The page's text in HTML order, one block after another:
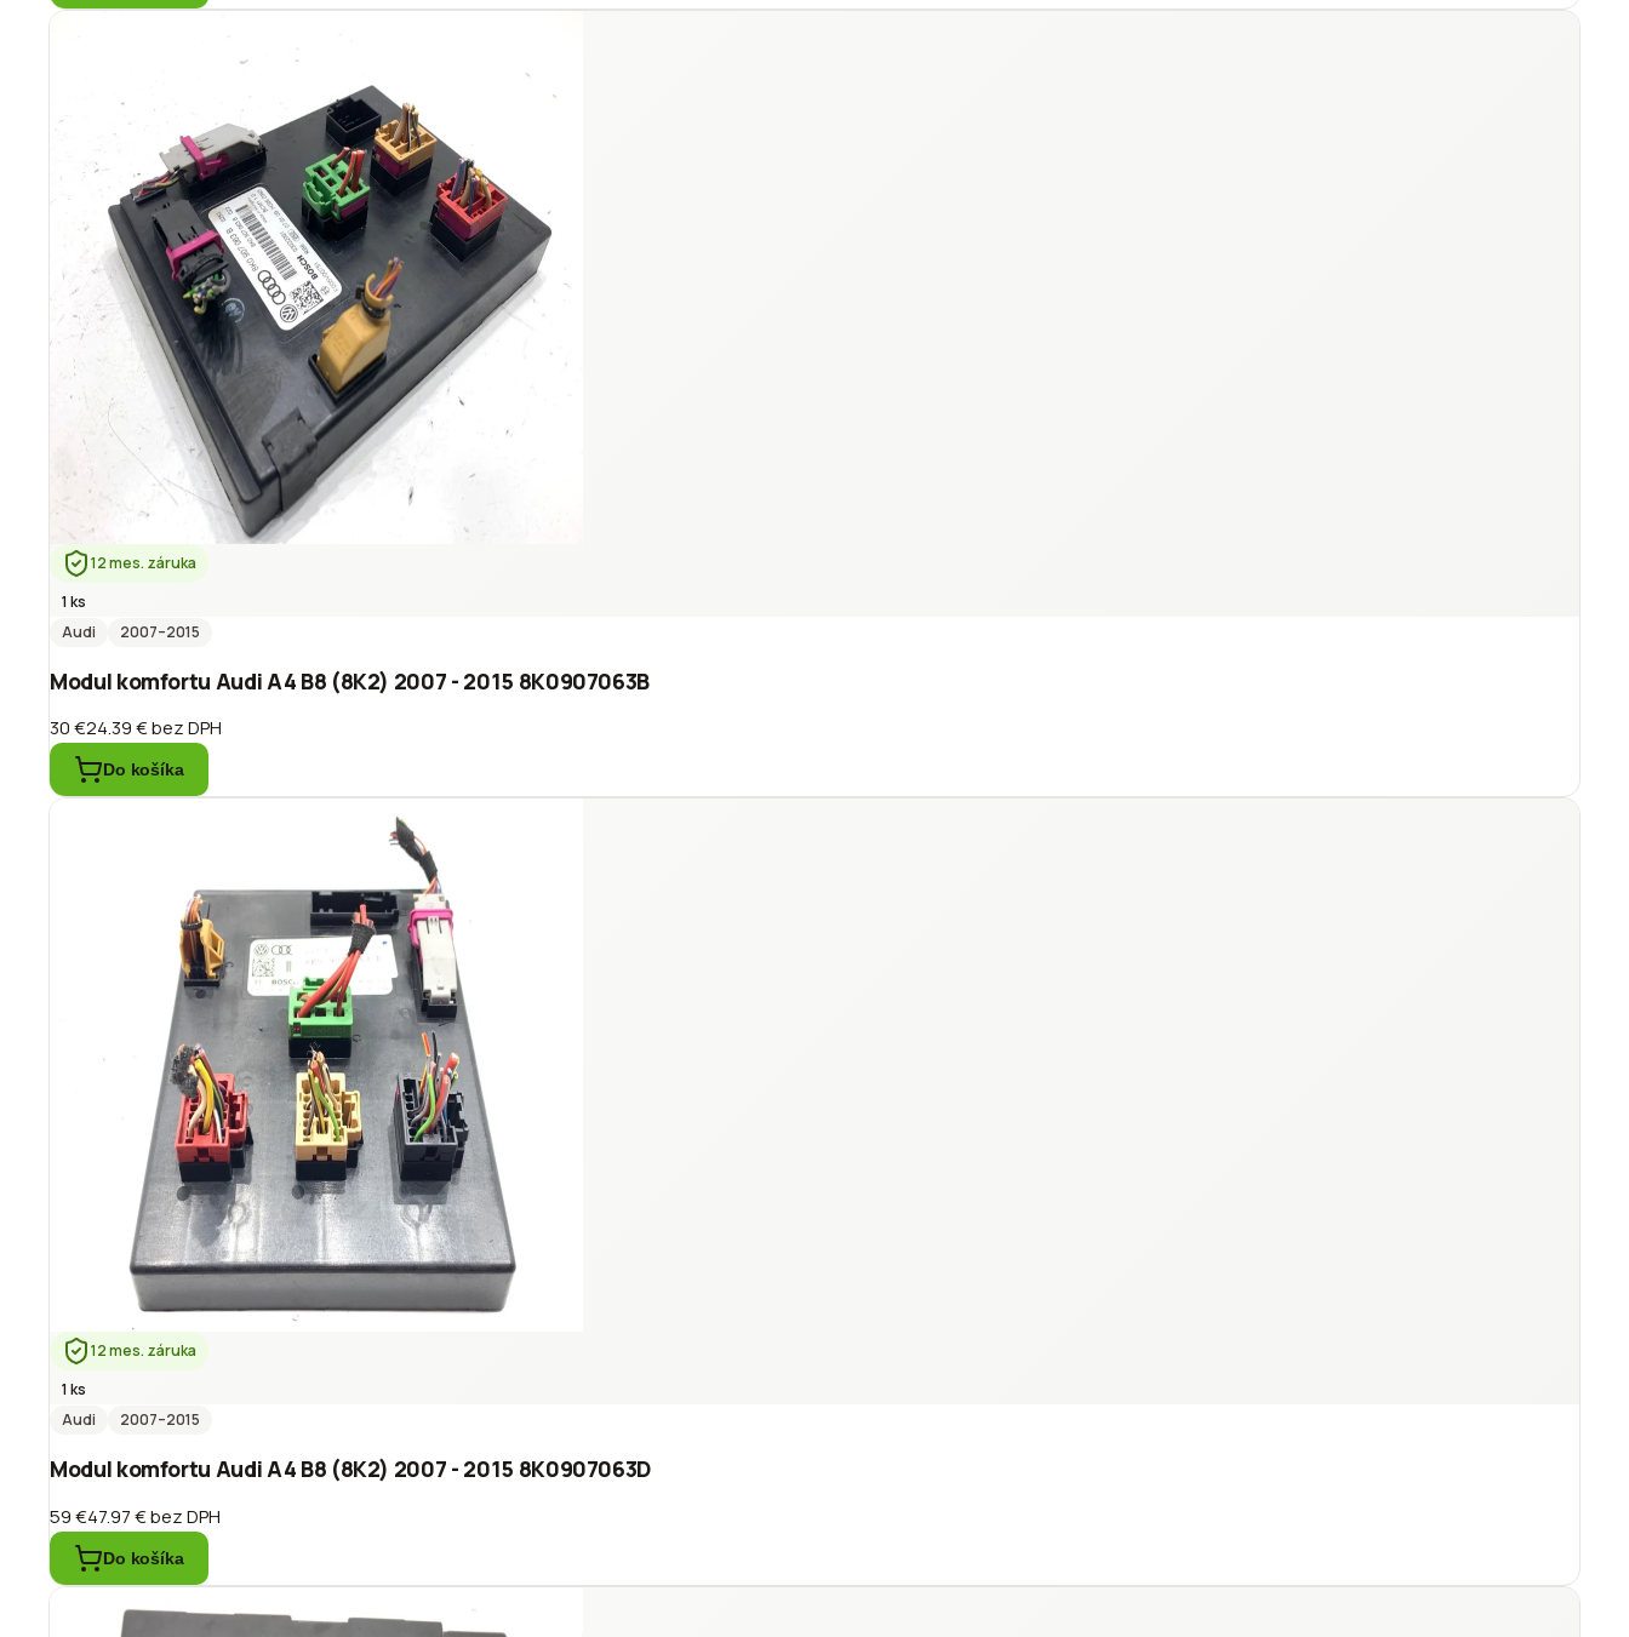
12 mes. záruka
1 ks
Audi
2007–2015
Modul komfortu Audi A4 B8 (8K2) 2007 - 2015 8K0907063B
30 €24.39 €bez DPH
Do košíka
12 mes. záruka
1 ks
Audi
2007–2015
Modul komfortu Audi A4 B8 (8K2) 2007 - 2015 8K0907063D
59 €47.97 €bez DPH
Do košíka